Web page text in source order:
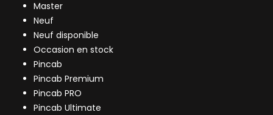
Master
Neuf
Neuf disponible
Occasion en stock
Pincab
Pincab Premium
Pincab PRO
Pincab Ultimate